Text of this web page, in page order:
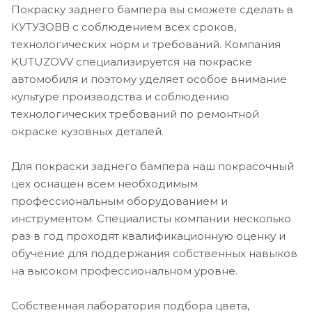
Покраску заднего бампера вы сможете сделать в
КУТУЗОВВ с соблюдением всех сроков,
технологических норм и требований. Компания
KUTUZOVV специализируется на покраске
автомобиля и поэтому уделяет особое внимание
культуре производства и соблюдению
технологических требований по ремонтной
окраске кузовных деталей.
Для покраски заднего бампера наш покрасочный
цех оснащен всем необходимым
профессиональным оборудованием и
инструментом. Специалисты компании несколько
раз в год проходят квалификационную оценку и
обучение для поддержания собственных навыков
на высоком профессиональном уровне.
Собственная лаборатория подбора цвета,